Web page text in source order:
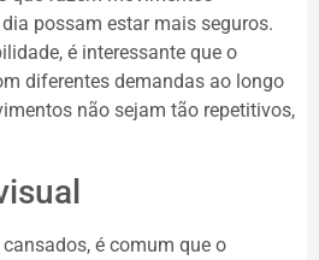
possam estar mais seguros.
é interessante que o
diferentes demandas ao longo
não sejam tão repetitivos,
é comum que o